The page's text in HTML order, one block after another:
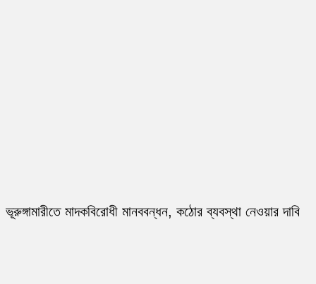
ভূরুঙ্গামারীতে মাদকবিরোধী মানববন্ধন, কঠোর ব্যবস্থা নেওয়ার দাবি